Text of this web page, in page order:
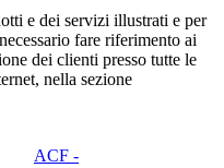
e dei servizi illustrati e per
fare riferimento ai
dei clienti presso tutte le
nella sezione
ACF -